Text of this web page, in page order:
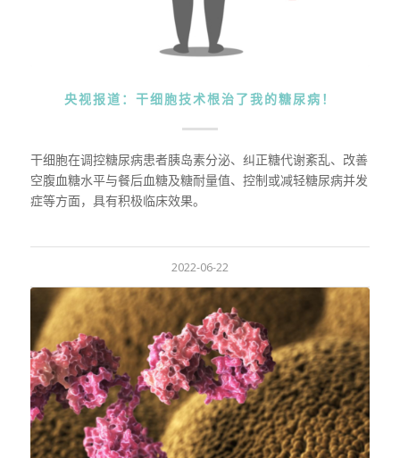
央视报道：干细胞技术根治了我的糖尿病！
干细胞在调控糖尿病患者胰岛素分泌、纠正糖代谢紊乱、改善
空腹血糖水平与餐后血糖及糖耐量值、控制或减轻糖尿病并发
症等方面，具有积极临床效果。
2022-06-22